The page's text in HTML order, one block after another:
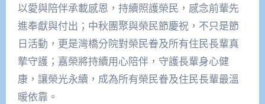
以愛與陪伴承載感恩，持續照護榮民，感念前輩先
進奉獻與付出；中秋團聚與榮民節慶祝，不只是節
日活動，更是灣橋分院對榮民眷及所有住民長輩真
摯守護；嘉榮將持續用心陪伴，守護長輩身心健
康，讓榮光永續，成為所有榮民眷及住民長輩最溫
暖依靠。